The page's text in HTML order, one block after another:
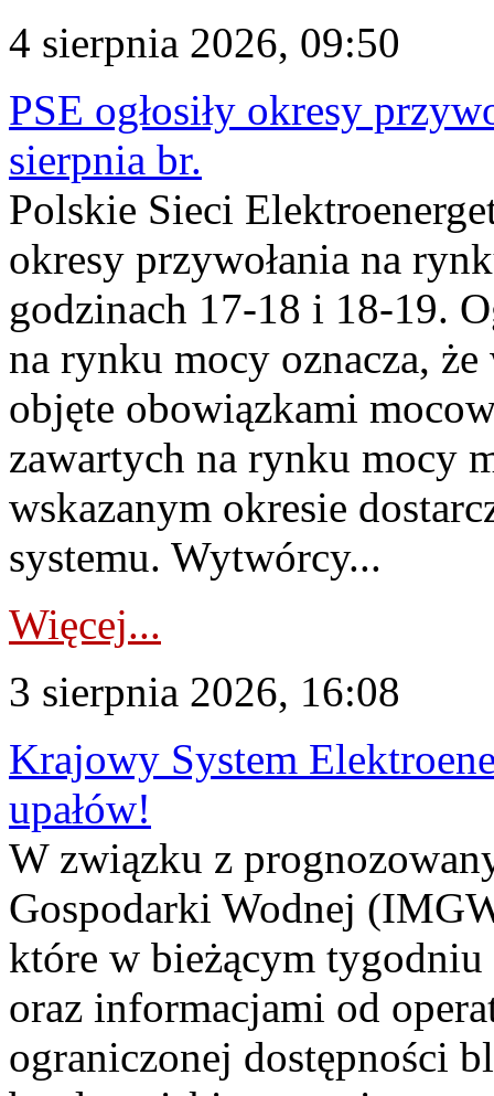
4 sierpnia 2026, 09:50
PSE ogłosiły okresy
sierpnia br.
Polskie Sieci
okresy przywołania na
godzinach 17-18 i 18-19.
na rynku mocy oznacza,
objęte obowiązkami
zawartych na rynku mocy
wskazanym okresie
systemu. Wytwórcy...
Więcej...
3 sierpnia 2026, 16:08
Krajowy System
upałów!
W związku z
Gospodarki Wodnej
które w bieżącym tygodniu
oraz informacjami od
ograniczonej dostępności